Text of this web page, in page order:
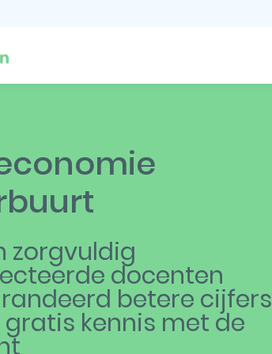
zorgvuldig
docenten
betere cijfers
gratis kennis met de